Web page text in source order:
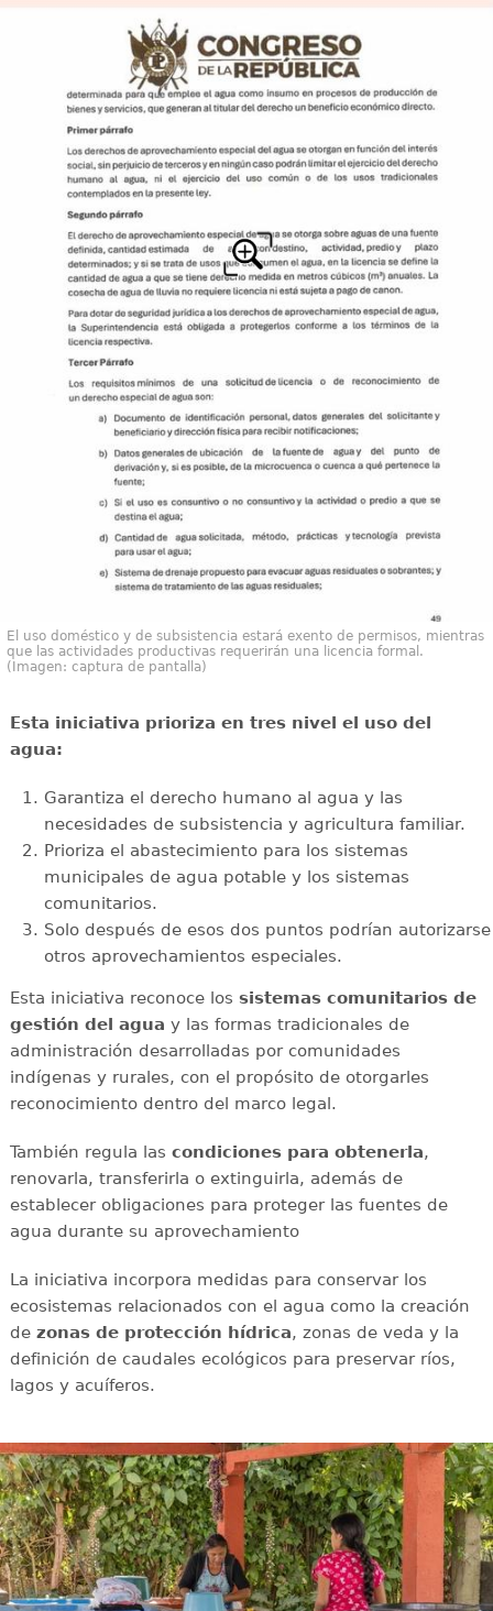
El uso doméstico y de subsistencia estará exento de permisos, mientras
que las actividades productivas requerirán una licencia formal.
(Imagen: captura de pantalla)
Esta iniciativa prioriza en tres nivel el uso del
agua:
Garantiza el derecho humano al agua y las
necesidades de subsistencia y agricultura familiar.
Prioriza el abastecimiento para los sistemas
municipales de agua potable y los sistemas
comunitarios.
Solo después de esos dos puntos podrían autorizarse
otros aprovechamientos especiales.
Esta iniciativa reconoce los sistemas comunitarios de
gestión del agua y las formas tradicionales de
administración desarrolladas por comunidades
indígenas y rurales, con el propósito de otorgarles
reconocimiento dentro del marco legal.
También regula las condiciones para obtenerla,
renovarla, transferirla o extinguirla, además de
establecer obligaciones para proteger las fuentes de
agua durante su aprovechamiento
La iniciativa incorpora medidas para conservar los
ecosistemas relacionados con el agua como la creación
de zonas de protección hídrica, zonas de veda y la
definición de caudales ecológicos para preservar ríos,
lagos y acuíferos.